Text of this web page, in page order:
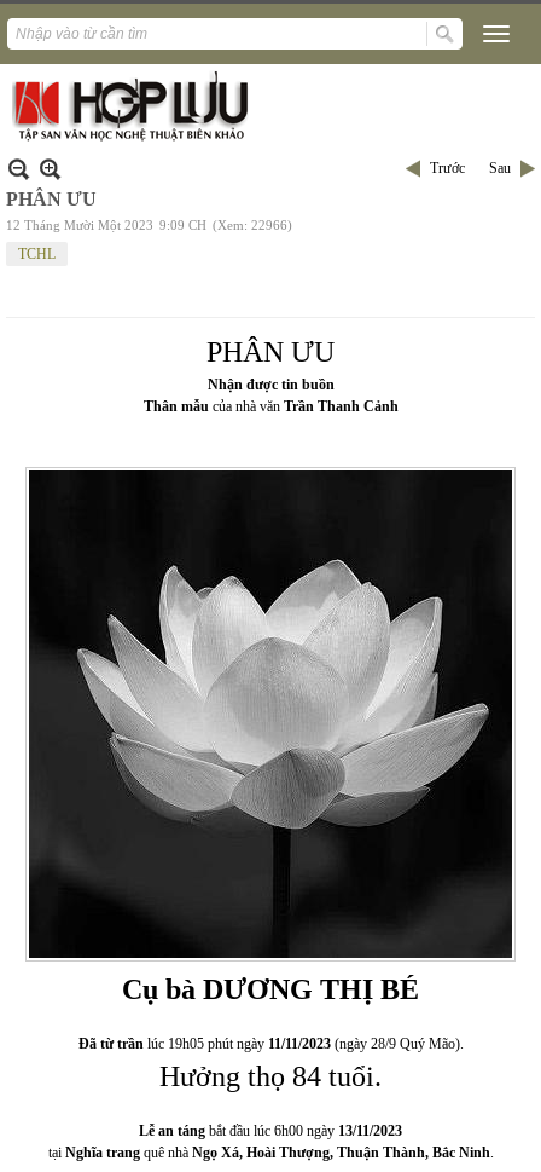
Trước Sau
PHÂN ƯU
12 Tháng Mười Một 2023 9:09 CH (Xem: 22966)
TCHL
PHÂN ƯU
Nhận được tin buồn
Thân mẫucủa nhà văn Trần Thanh Cảnh
Cụ bà DƯƠNG THỊ BÉ
Đã từ trầnlúc 19h05 phút ngày 11/11/2023(ngày 28/9 Quý Mão).
Hưởng thọ 84 tuổi.
Lễ an táng bắt đầu lúc 6h00 ngày 13/11/2023
tại Nghĩa trangquê nhà Ngọ Xá, Hoài Thượng, Thuận Thành, Bắc Ninh.